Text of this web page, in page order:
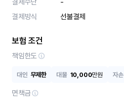
결제수단
-
결제방식
선불결제
보험 조건
책임한도
대인 무제한 대물 10,000만원 자손
면책금